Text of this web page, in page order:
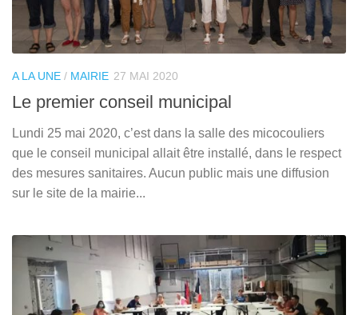
A LA UNE / MAIRIE 27 MAI 2020
Le premier conseil municipal
Lundi 25 mai 2020, c’est dans la salle des micocouliers
que le conseil municipal allait être installé, dans le respect
des mesures sanitaires. Aucun public mais une diffusion
sur le site de la mairie...